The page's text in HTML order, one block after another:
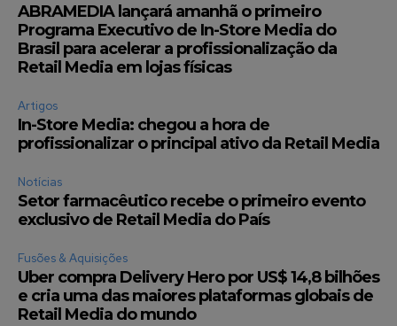
ABRAMEDIA lançará amanhã o primeiro
Programa Executivo de In-Store Media do
Brasil para acelerar a profissionalização da
Retail Media em lojas físicas
Artigos
In-Store Media: chegou a hora de
profissionalizar o principal ativo da Retail Media
Notícias
Setor farmacêutico recebe o primeiro evento
exclusivo de Retail Media do País
Fusões & Aquisições
Uber compra Delivery Hero por US$ 14,8 bilhões
e cria uma das maiores plataformas globais de
Retail Media do mundo